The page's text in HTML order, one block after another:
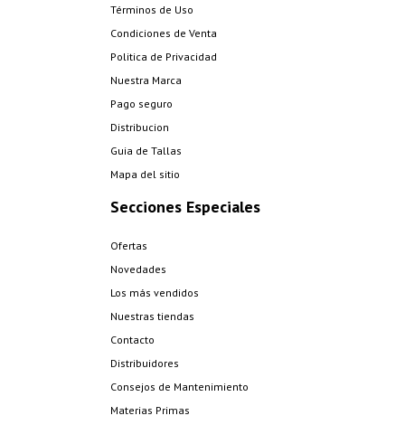
Términos de Uso
Condiciones de Venta
Politica de Privacidad
Nuestra Marca
Pago seguro
Distribucion
Guia de Tallas
Mapa del sitio
Secciones Especiales
Ofertas
Novedades
Los más vendidos
Nuestras tiendas
Contacto
Distribuidores
Consejos de Mantenimiento
Materias Primas